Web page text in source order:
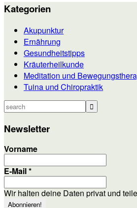
Footer
Kategorien
Akupunktur
Ernährung
Gesundheitstipps
Kräuterheilkunde
Meditation und
Tuina und Chiropraktik
search
Newsletter
Vorname
E-Mail*
Wir halten deine Daten privat und